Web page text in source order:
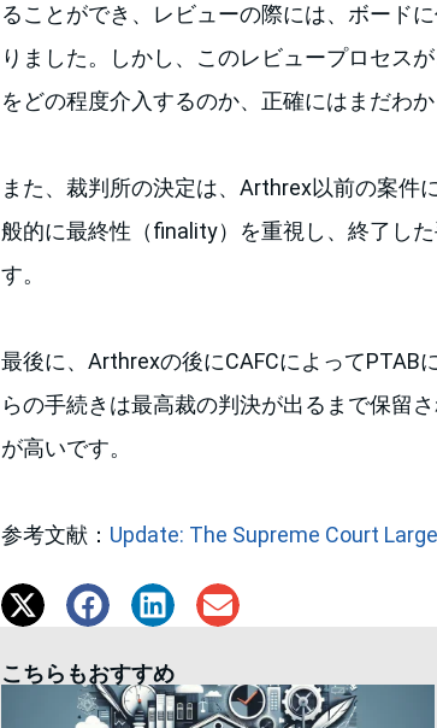
ることができ、レビューの際には、ボード
りました。しかし、このレビュープロセス
をどの程度介入するのか、正確にはまだわか
また、裁判所の決定は、Arthrex以前の案件
般的に最終性（finality）を重視し、終了し
す。
最後に、Arthrexの後にCAFCによってPTAB
らの手続きは最高裁の判決が出るまで保留
が高いです。
参考文献： Update: The Supreme Court
こちらもおすすめ